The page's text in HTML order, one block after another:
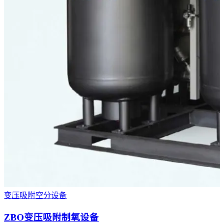
变压吸附空分设备
ZBO变压吸附制氧设备